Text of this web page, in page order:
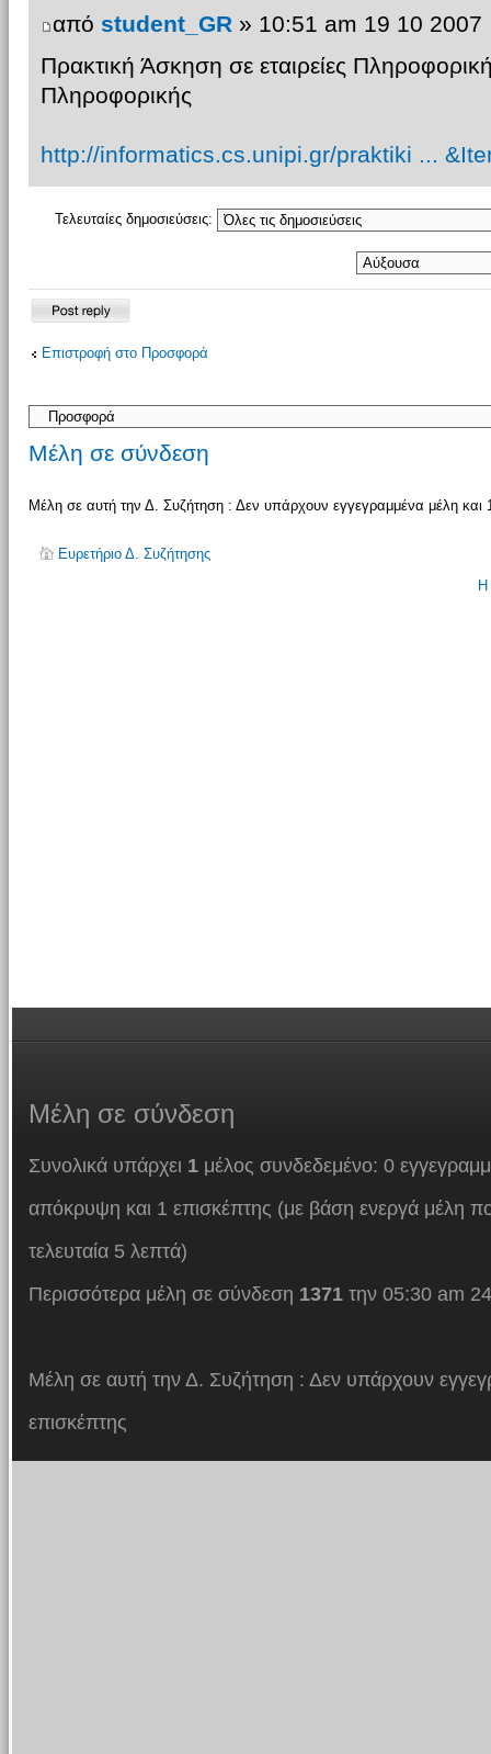
από student_GR » 10:51 am 19 10 2007
Πρακτική Άσκηση σε εταιρείες
Πληροφορικής
http://informatics.cs.unipi.gr/praktiki ...
Τελευταίες δημοσιεύσεις:
Δημιουργία
απάντησης
Επιστροφή στο Προσφορά
Μέλη σε σύνδεση
Μέλη σε αυτή την Δ. Συζήτηση : Δεν υπάρχουν εγγεγραμμένα μέλη και
Ευρετήριο Δ. Συζήτησης
Η
Μέλη σε σύνδεση
Συνολικά υπάρχει 1μέλος συνδεδεμένο: 0
απόκρυψη και 1 επισκέπτης (με βάση ενεργά μέλη
τελευταία 5 λεπτά)
Περισσότερα μέλη σε σύνδεση 1371την 05:30 am
Μέλη σε αυτή την Δ. Συζήτηση : Δεν υπάρχουν
επισκέπτης